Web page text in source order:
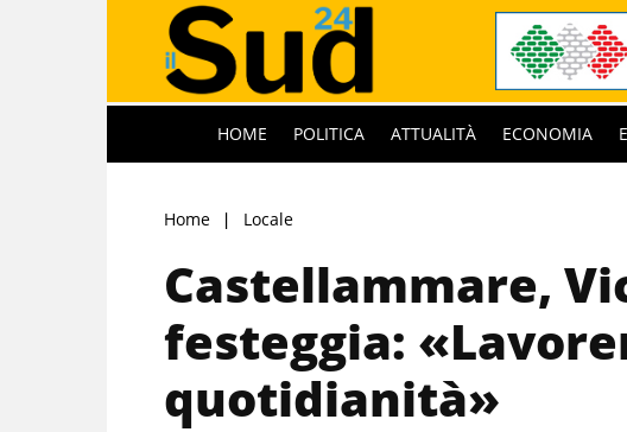
HOME POLITICA ATTUALITÀ ECONOMIA
Home Locale
Castellammare,
festeggia:
quotidianità»